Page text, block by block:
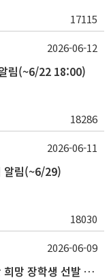
17115
림(~6/22 18:00)
18286
2026-06-12
알림(~6/29)
18030
2026-06-11
★기한연장★2026-2학기 롯데장학재단 희망 장학생 선발 안내(~6/15
2026-06-09